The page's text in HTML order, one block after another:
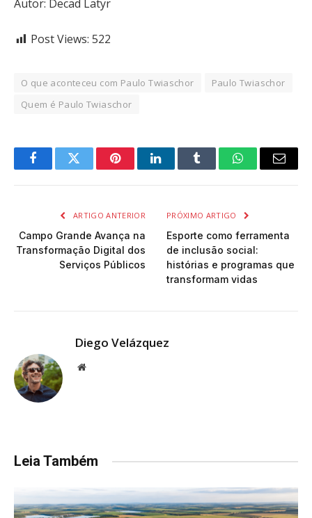
Autor: Decad Latyr
Post Views: 522
O que aconteceu com Paulo Twiaschor
Paulo Twiaschor
Quem é Paulo Twiaschor
FacebookTwitter PinterestLinkedInTumblr WhatsAppEmail
ARTIGO ANTERIOR
Campo Grande Avança na
Transformação Digital dos
Serviços Públicos
PRÓXIMO ARTIGO
Esporte como ferramenta
de inclusão social:
histórias e programas que
transformam vidas
Diego Velázquez
Website
Leia Também